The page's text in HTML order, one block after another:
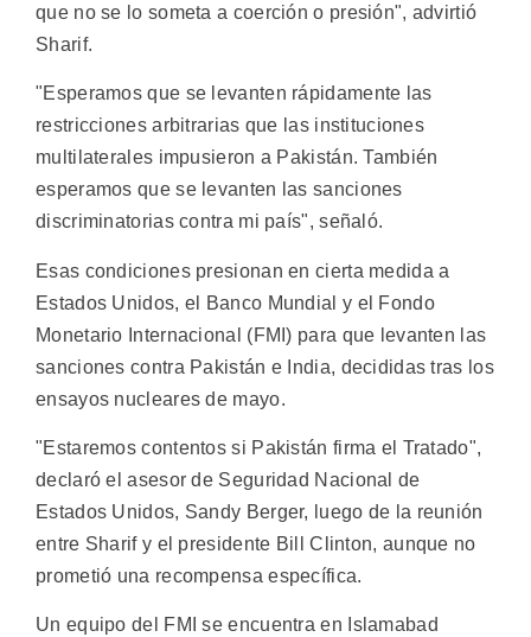
que no se lo someta a coerción o presión", advirtió
Sharif.
"Esperamos que se levanten rápidamente las
restricciones arbitrarias que las instituciones
multilaterales impusieron a Pakistán. También
esperamos que se levanten las sanciones
discriminatorias contra mi país", señaló.
Esas condiciones presionan en cierta medida a
Estados Unidos, el Banco Mundial y el Fondo
Monetario Internacional (FMI) para que levanten las
sanciones contra Pakistán e India, decididas tras los
ensayos nucleares de mayo.
"Estaremos contentos si Pakistán firma el Tratado",
declaró el asesor de Seguridad Nacional de
Estados Unidos, Sandy Berger, luego de la reunión
entre Sharif y el presidente Bill Clinton, aunque no
prometió una recompensa específica.
Un equipo del FMI se encuentra en Islamabad